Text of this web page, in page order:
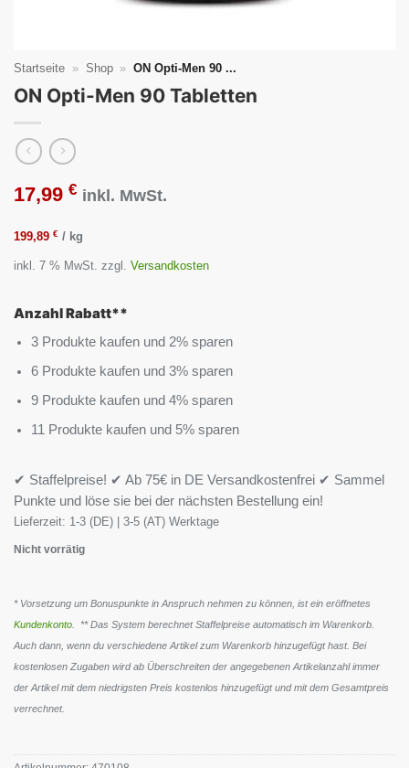
Startseite » Shop » ON Opti-Men 90 ...
ON Opti-Men 90 Tabletten
17,99 € inkl. MwSt.
199,89 € / kg
inkl. 7 % MwSt. zzgl. Versandkosten
Anzahl Rabatt**
3 Produkte kaufen und 2% sparen
6 Produkte kaufen und 3% sparen
9 Produkte kaufen und 4% sparen
11 Produkte kaufen und 5% sparen
✔ Staffelpreise! ✔ Ab 75€ in DE Versandkostenfrei ✔ Sammel
Punkte und löse sie bei der nächsten Bestellung ein!
Lieferzeit: 1-3 (DE) | 3-5 (AT) Werktage
Nicht vorrätig
* Vorsetzung um Bonuspunkte in Anspruch nehmen zu können, ist ein eröffnetes
Kundenkonto . ** Das System berechnet Staffelpreise automatisch im Warenkorb.
Auch dann, wenn du verschiedene Artikel zum Warenkorb hinzugefügt hast. Bei
kostenlosen Zugaben wird ab Überschreiten der angegebenen Artikelanzahl immer
der Artikel mit dem niedrigsten Preis kostenlos hinzugefügt und mit dem Gesamtpreis
verrechnet.